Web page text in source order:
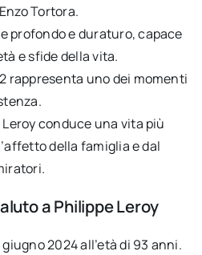
Tortora.
profondo e duraturo, capace
e sfide della vita.
rappresenta uno dei momenti
conduce una vita più
della famiglia e dal
a Philippe Leroy
2024 all’età di 93 anni.